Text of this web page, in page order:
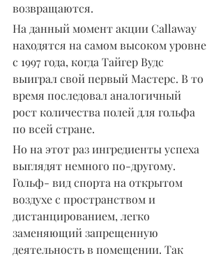
возвращаются.
На данный момент акции Callaway
находятся на самом высоком уровне
с 1997 года, когда Тайгер Вудс
выиграл свой первый Мастерс. В то
время последовал аналогичный
рост количества полей для гольфа
по всей стране.
Но на этот раз ингредиенты успеха
выглядят немного по-другому.
Гольф- вид спорта на открытом
воздухе с пространством и
дистанцированием, легко
заменяющий запрещенную
деятельность в помещении. Так